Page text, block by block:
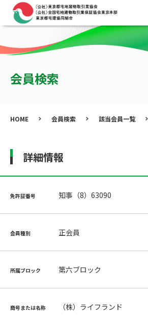
会員検索
HOME 会員検索 該当会員一覧
詳細情報
免許証番号 知事（8）63090
会員種別 正会員
所属ブロック 第六ブロック
商号または名称 （株）ライフランド